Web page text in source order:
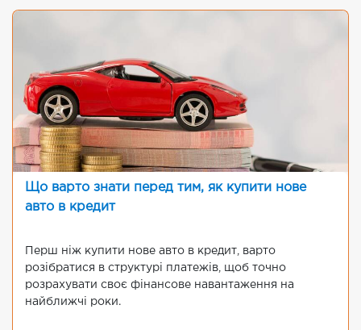
Що варто знати перед тим, як купити нове
авто в кредит
Перш ніж купити нове авто в кредит, варто
розібратися в структурі платежів, щоб точно
розрахувати своє фінансове навантаження на
найближчі роки.